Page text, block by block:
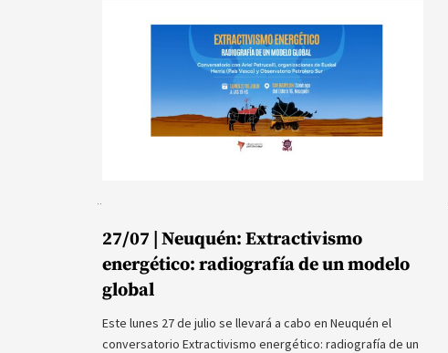
27/07 | Neuquén: Extractivismo
energético: radiografía de un modelo
global
Este lunes 27 de julio se llevará a cabo en Neuquén el
conversatorio Extractivismo energético: radiografía de un